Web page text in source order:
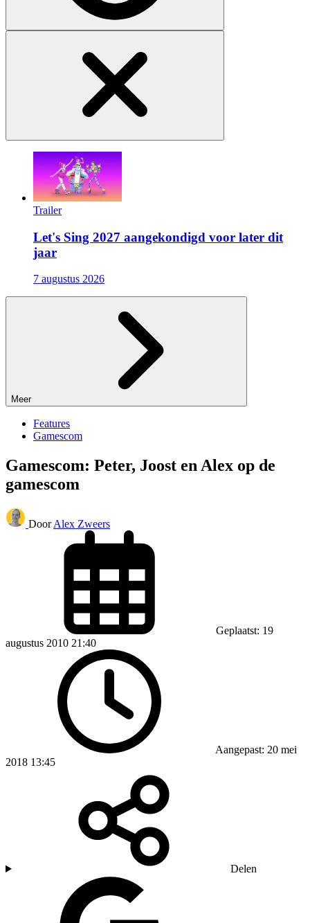
Trailer
Let's Sing 2027 aangekondigd voor later dit
jaar
7 augustus 2026
Meer
Features
Gamescom
Gamescom: Peter, Joost en Alex op de
gamescom
Door Alex Zweers
Geplaatst: 19
augustus 2010 21:40
Aangepast: 20 mei
2018 13:45
Delen